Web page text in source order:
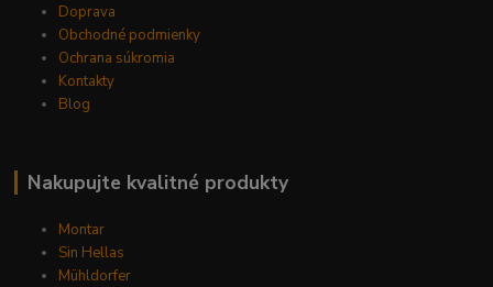
Doprava
Obchodné podmienky
Ochrana súkromia
Kontakty
Blog
Nakupujte kvalitné produkty
Montar
Sin Hellas
Mühldorfer